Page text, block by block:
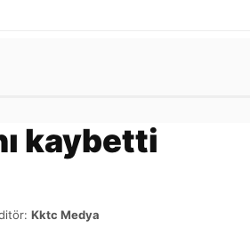
kaybetti
Kktc Medya